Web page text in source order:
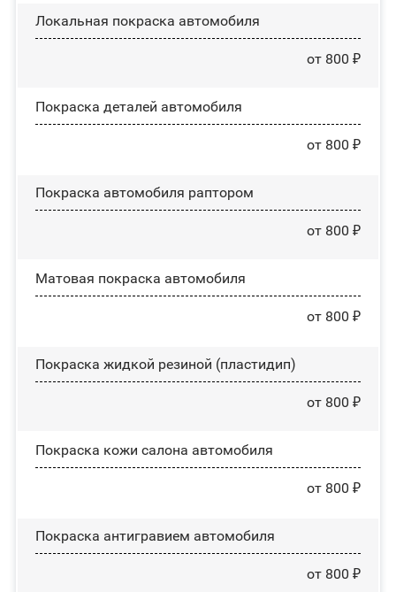
Локальная покраска автомобиля
от 800 ₽
Покраска деталей автомобиля
от 800 ₽
Покраска автомобиля раптором
от 800 ₽
Матовая покраска автомобиля
от 800 ₽
Покраска жидкой резиной (пластидип)
от 800 ₽
Покраска кожи салона автомобиля
от 800 ₽
Покраска антигравием автомобиля
от 800 ₽